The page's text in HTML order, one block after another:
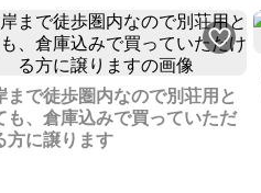
まで徒歩圏内なので別荘用と
も、倉庫込みで買っていただ
方に譲ります